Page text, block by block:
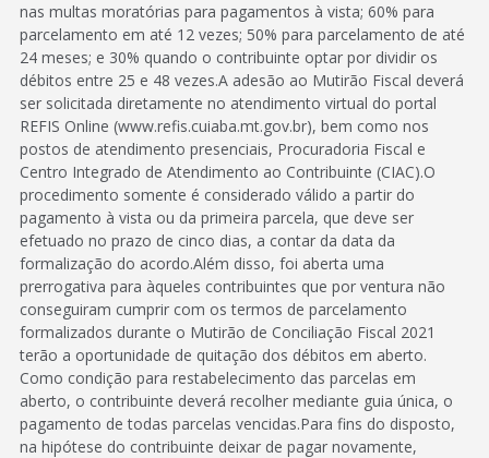
nas multas moratórias para pagamentos à vista; 60% para
parcelamento em até 12 vezes; 50% para parcelamento de até
24 meses; e 30% quando o contribuinte optar por dividir os
débitos entre 25 e 48 vezes.A adesão ao Mutirão Fiscal deverá
ser solicitada diretamente no atendimento virtual do portal
REFIS Online (www.refis.cuiaba.mt.gov.br), bem como nos
postos de atendimento presenciais, Procuradoria Fiscal e
Centro Integrado de Atendimento ao Contribuinte (CIAC).O
procedimento somente é considerado válido a partir do
pagamento à vista ou da primeira parcela, que deve ser
efetuado no prazo de cinco dias, a contar da data da
formalização do acordo.Além disso, foi aberta uma
prerrogativa para àqueles contribuintes que por ventura não
conseguiram cumprir com os termos de parcelamento
formalizados durante o Mutirão de Conciliação Fiscal 2021
terão a oportunidade de quitação dos débitos em aberto.
Como condição para restabelecimento das parcelas em
aberto, o contribuinte deverá recolher mediante guia única, o
pagamento de todas parcelas vencidas.Para fins do disposto,
na hipótese do contribuinte deixar de pagar novamente,